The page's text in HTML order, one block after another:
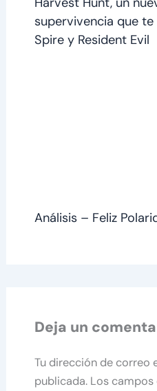
supervivencia que
Spire y Resident Evil
Análisis – Feliz
Deja un
Tu dirección de correo
publicada. Los